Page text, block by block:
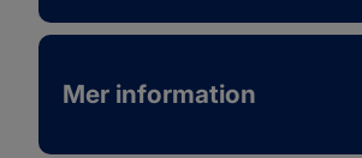
Mer information